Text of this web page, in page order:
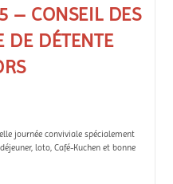
– CONSEIL DES
DE DÉTENTE
journée conviviale spécialement
loto, Café-Kuchen et bonne